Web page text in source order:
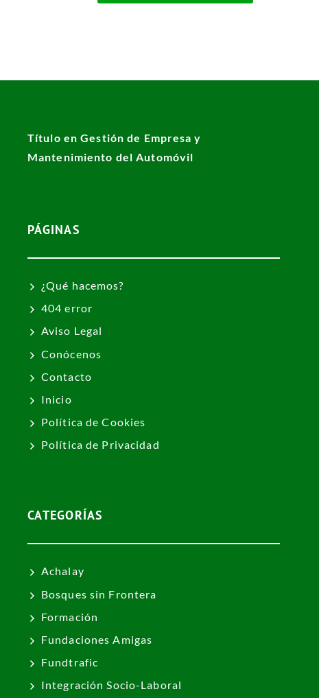
Título en Gestión de Empresa y
Mantenimiento del Automóvil
PÁGINAS
¿Qué hacemos?
404 error
Aviso Legal
Conócenos
Contacto
Inicio
Política de Cookies
Política de Privacidad
CATEGORÍAS
Achalay
Bosques sin Frontera
Formación
Fundaciones Amigas
Fundtrafic
Integración Socio-Laboral